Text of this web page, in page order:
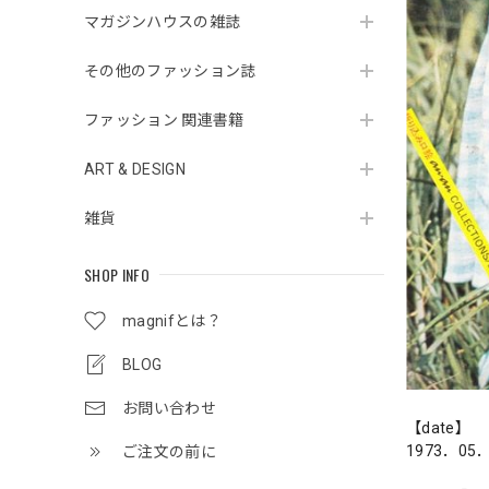
マガジンハウスの雑誌
その他のファッション誌
ファッション 関連書籍
ART & DESIGN
雑貨
SHOP INFO
magnifとは？
BLOG
お問い合わせ
ご注文の前に
【date】
1973．05